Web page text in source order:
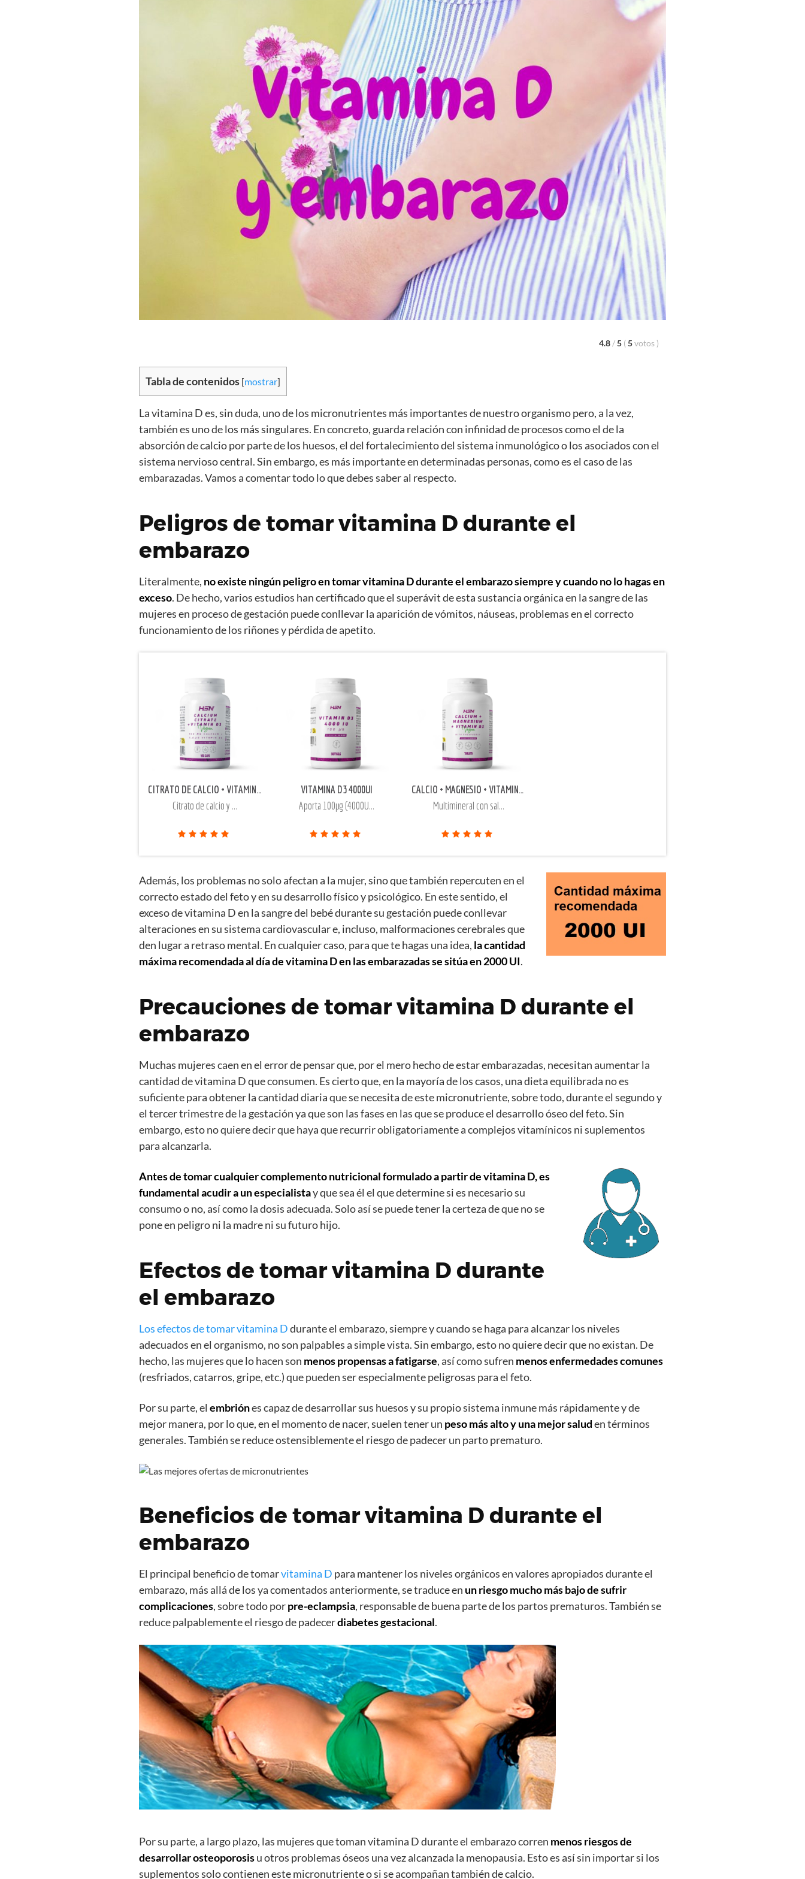
4.8 /5 (5votos )
Tabla de contenidos [mostrar]
La vitamina D es, sin duda, uno de los micronutrientes más importantes de nuestro organismo pero, a la vez,
también es uno de los más singulares. En concreto, guarda relación con infinidad de procesos como el de la
absorción de calcio por parte de los huesos, el del fortalecimiento del sistema inmunológico o los asociados con el
sistema nervioso central. Sin embargo, es más importante en determinadas personas, como es el caso de las
embarazadas. Vamos a comentar todo lo que debes saber al respecto.
Peligros de tomar vitamina D durante el
embarazo
Literalmente, no existe ningún peligro en tomar vitamina D durante el embarazo siempre y cuando no lo hagas en
exceso. De hecho, varios estudios han certificado que el superávit de esta sustancia orgánica en la sangre de las
mujeres en proceso de gestación puede conllevar la aparición de vómitos, náuseas, problemas en el correcto
funcionamiento de los riñones y pérdida de apetito.
CITRATO DE CALCIO + VITAMINA D3 (150mg CALCIO/300UI)
Citrato de calcio y ...
VITAMINA D3 4000UI
Aporta 100µg (4000U...
CALCIO + MAGNESIO + VITAMINA D3
Multimineral con sal...
Además, los problemas no solo afectan a la mujer, sino que también repercuten en el
correcto estado del feto y en su desarrollo físico y psicológico. En este sentido, el
exceso de vitamina D en la sangre del bebé durante su gestación puede conllevar
alteraciones en su sistema cardiovascular e, incluso, malformaciones cerebrales que
den lugar a retraso mental. En cualquier caso, para que te hagas una idea, la cantidad
máxima recomendada al día de vitamina D en las embarazadas se sitúa en 2000 UI.
Precauciones de tomar vitamina D durante el
embarazo
Muchas mujeres caen en el error de pensar que, por el mero hecho de estar embarazadas, necesitan aumentar la
cantidad de vitamina D que consumen. Es cierto que, en la mayoría de los casos, una dieta equilibrada no es
suficiente para obtener la cantidad diaria que se necesita de este micronutriente, sobre todo, durante el segundo y
el tercer trimestre de la gestación ya que son las fases en las que se produce el desarrollo óseo del feto. Sin
embargo, esto no quiere decir que haya que recurrir obligatoriamente a complejos vitamínicos ni suplementos
para alcanzarla.
Antes de tomar cualquier complemento nutricional formulado a partir de vitamina D, es
fundamental acudir a un especialistay que sea él el que determine si es necesario su
consumo o no, así como la dosis adecuada. Solo así se puede tener la certeza de que no se
pone en peligro ni la madre ni su futuro hijo.
Efectos de tomar vitamina D durante
el embarazo
Los efectos de tomar vitamina Ddurante el embarazo, siempre y cuando se haga para alcanzar los niveles
adecuados en el organismo, no son palpables a simple vista. Sin embargo, esto no quiere decir que no existan. De
hecho, las mujeres que lo hacen son menos propensas a fatigarse, así como sufren menos enfermedades comunes
(resfriados, catarros, gripe, etc.) que pueden ser especialmente peligrosas para el feto.
Por su parte, el embriónes capaz de desarrollar sus huesos y su propio sistema inmune más rápidamente y de
mejor manera, por lo que, en el momento de nacer, suelen tener un peso más alto y una mejor saluden términos
generales. También se reduce ostensiblemente el riesgo de padecer un parto prematuro.
Beneficios de tomar vitamina D durante el
embarazo
El principal beneficio de tomarvitamina D para mantener los niveles orgánicos en valores apropiados durante el
embarazo, más allá de los ya comentados anteriormente, se traduce en un riesgo mucho más bajo de sufrir
complicaciones, sobre todo porpre-eclampsia, responsable de buena parte de los partos prematuros. También se
reduce palpablemente el riesgo de padecerdiabetes gestacional.
Por su parte, a largo plazo, las mujeres que toman vitamina D durante el embarazo corren menos riesgos de
desarrollar osteoporosisu otros problemas óseos una vez alcanzada la menopausia. Esto es así sin importar si los
suplementos solo contienen este micronutriente o si se acompañan también de calcio.